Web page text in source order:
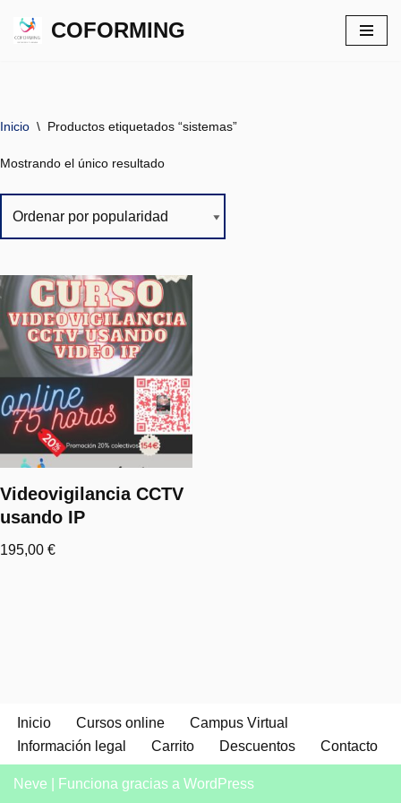
COFORMING
Inicio \ Productos etiquetados “sistemas”
Mostrando el único resultado
Videovigilancia CCTV
usando IP
195,00 €
Inicio Cursos online
Campus Virtual
Información legal
Carrito Descuentos Contacto
Neve | Funciona gracias a WordPress